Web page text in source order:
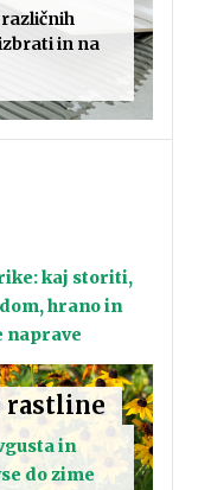
različnih
in na
kaj storiti,
hrano in
naprave
rastline
in
do zime